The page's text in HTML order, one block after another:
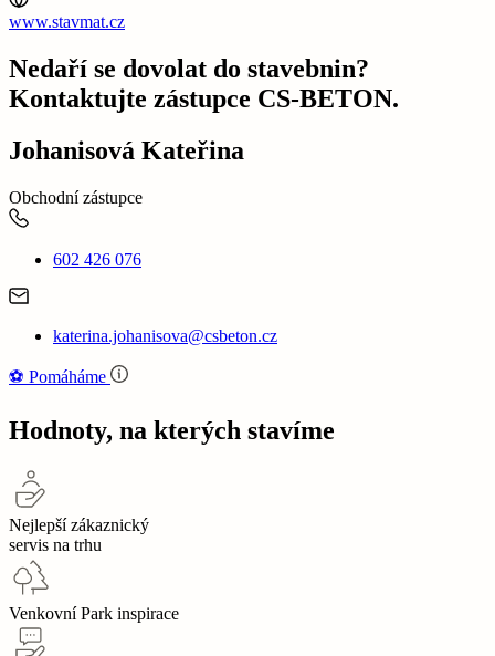
www.stavmat.cz
Nedaří se dovolat do stavebnin?
Kontaktujte zástupce CS-BETON.
Johanisová Kateřina
Obchodní zástupce
602 426 076
katerina.johanisova@csbeton.cz
⚽‍️️ Pomáháme
Hodnoty, na kterých stavíme
Nejlepší zákaznický
servis na trhu
Venkovní Park inspirace